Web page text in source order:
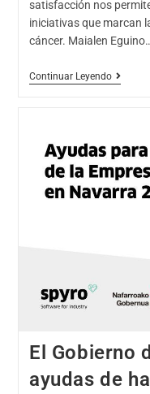
satisfacción nos
iniciativas que marcan
cáncer. Maialen
Continuar Leyendo
El Gobierno
ayudas de